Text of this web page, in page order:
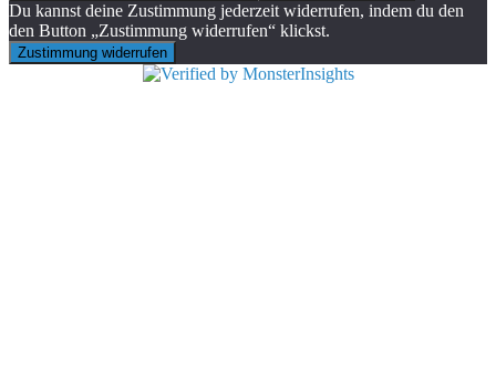
Du kannst deine Zustimmung jederzeit widerrufen, indem du den
den Button „Zustimmung widerrufen“ klickst.
Zustimmung widerrufen